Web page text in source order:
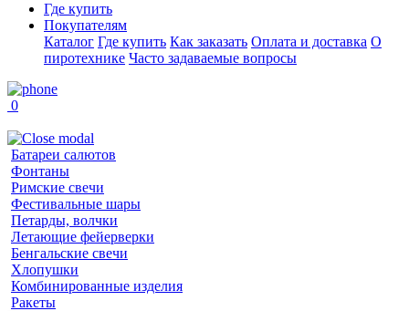
Где купить
Покупателям
Каталог Где купить Как заказать Оплата и доставка О
пиротехнике Часто задаваемые вопросы
0
Батареи салютов
Фонтаны
Римские свечи
Фестивальные шары
Петарды, волчки
Летающие фейерверки
Бенгальские свечи
Хлопушки
Комбинированные изделия
Ракеты